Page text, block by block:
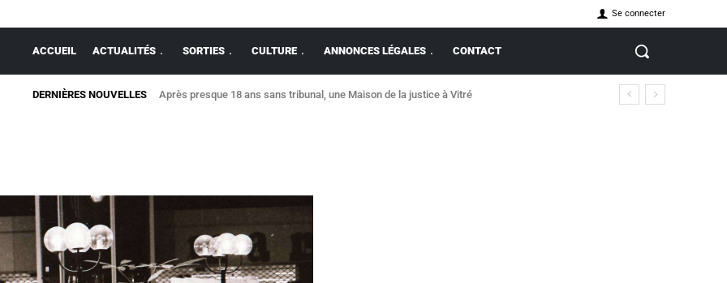
Se connecter
ACCUEIL ACTUALITÉS SORTIES CULTURE ANNONCES LÉGALES CONTACT
DERNIÈRES NOUVELLES Après presque 18 ans sans tribunal, une Maison de la justice à Vitré